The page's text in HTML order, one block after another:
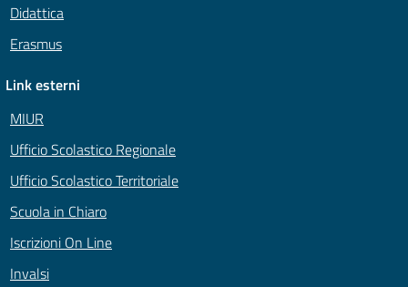
Didattica
Erasmus
Link esterni
MIUR
Ufficio Scolastico Regionale
Ufficio Scolastico Territoriale
Scuola in Chiaro
Iscrizioni On Line
Invalsi